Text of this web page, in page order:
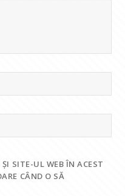
SITE-UL WEB ÎN ACEST
CÂND O SĂ